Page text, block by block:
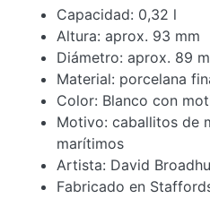
Capacidad: 0,32 l
Altura: aprox. 93 mm
Diámetro: aprox. 89
Material: porcelana
Color: Blanco con
Motivo: caballitos de
marítimos
Artista: David
Fabricado en